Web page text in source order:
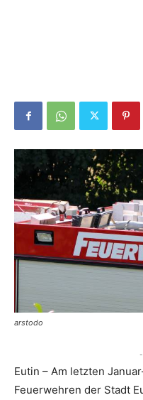
arstodo
Eutin – Am letzten
Feuerwehren der Stadt